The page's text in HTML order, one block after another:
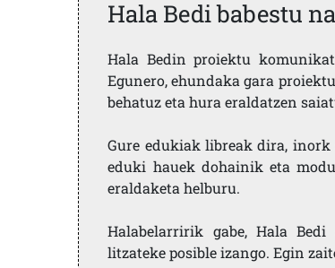
Hala Bedi babestu
Hala Bedin proiektu
Egunero, ehundaka gara
behatuz eta hura eraldatzen
Gure edukiak libreak dira, inork
eduki hauek dohainik eta
eraldaketa helburu.
Halabelarririk gabe, Hala
litzateke posible izango. Egin